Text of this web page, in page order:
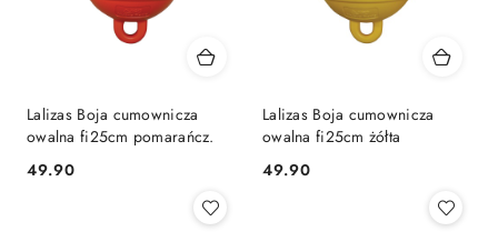
Lalizas Boja cumownicza
owalna fi25cm pomarańcz.
Cena:
49.90
Lalizas Boja cumownicza
owalna fi25cm żółta
Cena:
49.90